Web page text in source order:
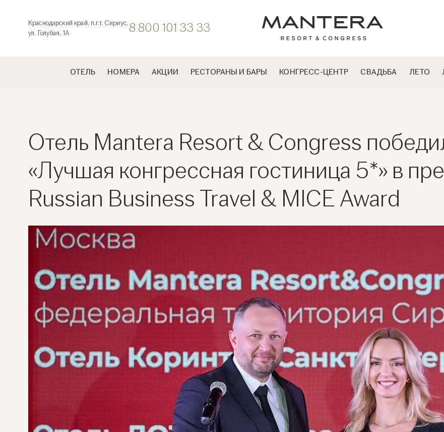
Краснодарский край, п.г.т. Сириус,
ул. Голубая, 1А
8 800 101 33 33
ОТЕЛЬ НОМЕРА АКЦИИ РЕСТОРАНЫ И БАРЫ КОНГРЕСС-ЦЕНТР СВАДЬБА ЛЕТО
Отель Mantera Resort & Congress
«Лучшая конгрессная гостиница 5*» в
Russian Business Travel & MICE Award